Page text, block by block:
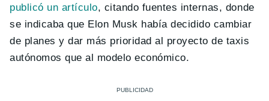
publicó un artículo, citando fuentes internas, donde
se indicaba que Elon Musk había decidido cambiar
de planes y dar más prioridad al proyecto de taxis
autónomos que al modelo económico.